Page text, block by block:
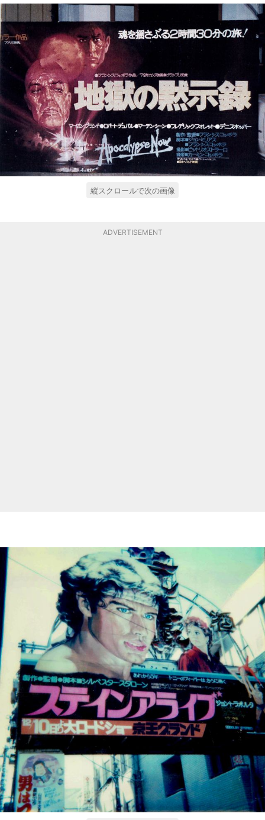
縦スクロールで次の画像
ADVERTISEMENT